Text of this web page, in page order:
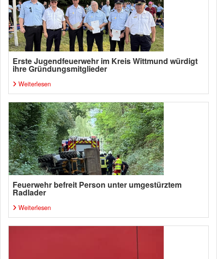
Erste Jugendfeuerwehr im Kreis Wittmund würdigt
ihre Gründungsmitglieder
Weiterlesen
Feuerwehr befreit Person unter umgestürztem
Radlader
Weiterlesen